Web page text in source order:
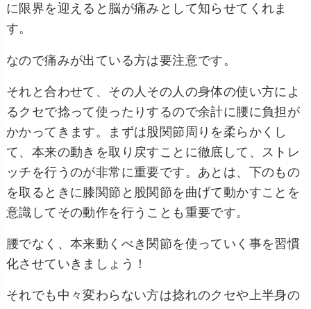
に限界を迎えると脳が痛みとして知らせてくれま
す。
なので痛みが出ている方は要注意です。
それと合わせて、その人その人の身体の使い方によ
るクセで捻って使ったりするので余計に腰に負担が
かかってきます。まずは股関節周りを柔らかくし
て、本来の動きを取り戻すことに徹底して、ストレ
ッチを行うのが非常に重要です。あとは、下のもの
を取るときに膝関節と股関節を曲げて動かすことを
意識してその動作を行うことも重要です。
腰でなく、本来動くべき関節を使っていく事を習慣
化させていきましょう！
それでも中々変わらない方は捻れのクセや上半身の